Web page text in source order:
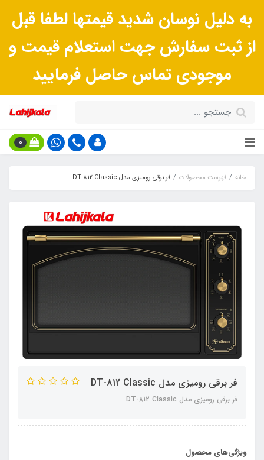
به دلیل نوسان شدید قیمتها لطفا قبل
از ثبت سفارش جهت استعلام قیمت و
موجودی تماس حاصل فرمایید
0
خانه فهرست محصولات فر برقی رومیزی مدل DT-812 Classic
فر برقی رومیزی مدل DT-812 Classic
فر برقی رومیزی مدل DT-812 Classic
ویژگی‌های محصول